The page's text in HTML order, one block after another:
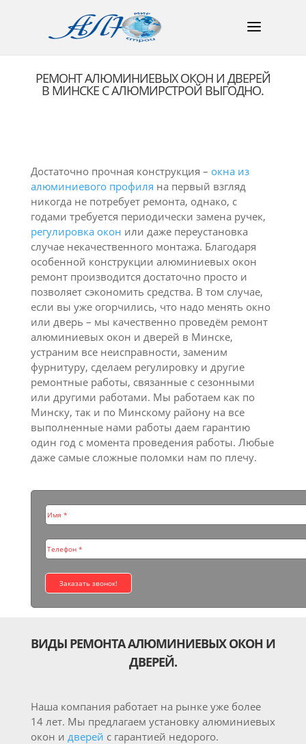
РЕМОНТ АЛЮМИНИЕВЫХ ОКОН И ДВЕРЕЙ
В МИНСКЕ С АЛЮМИРСТРОЙ ВЫГОДНО.
Достаточно прочная конструкция – окна из
алюминиевого профиля на первый взгляд
никогда не потребует ремонта, однако, с
годами требуется периодически замена ручек,
регулировка окон или даже переустановка
случае некачественного монтажа. Благодаря
особенной конструкции алюминиевых окон
ремонт производится достаточно просто и
позволяет сэкономить средства. В том случае,
если вы уже огорчились, что надо менять окно
или дверь – мы качественно проведём ремонт
алюминиевых окон и дверей в Минске,
устраним все неисправности, заменим
фурнитуру, сделаем регулировку и другие
ремонтные работы, связанные с сезонными
или другими работами. Мы работаем как по
Минску, так и по Минскому району на все
выполненные нами работы даем гарантию
один год с момента проведения работы. Любые
даже самые сложные поломки нам по плечу.
ВИДЫ РЕМОНТА АЛЮМИНИЕВЫХ ОКОН И
ДВЕРЕЙ.
Наша компания работает на рынке уже более
14 лет. Мы предлагаем установку алюминиевых
окон и дверей с гарантией недорого.